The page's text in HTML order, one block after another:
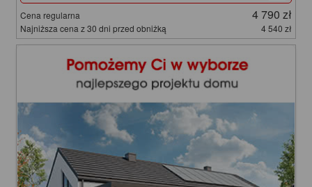
Cena regularna 4 790 zł
Najniższa cena z 30 dni przed obniżką 4 540 zł